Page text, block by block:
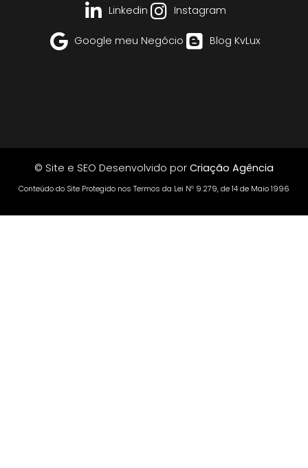
Linkedin Instagram
Google meu Negócio Blog KvLux
© Site e SEO Desenvolvido por Criação Agência
Conteúdo do Site Protegido nos Termos da Lei Nº 9.279, de 14 de Maio 1996